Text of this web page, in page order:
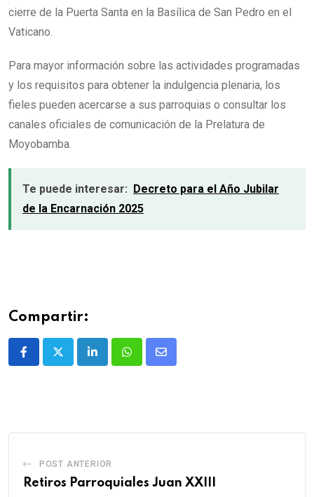
cierre de la Puerta Santa en la Basílica de San Pedro en el
Vaticano.
Para mayor información sobre las actividades programadas
y los requisitos para obtener la indulgencia plenaria, los
fieles pueden acercarse a sus parroquias o consultar los
canales oficiales de comunicación de la Prelatura de
Moyobamba.
Te puede interesar: Decreto para el Año Jubilar
de la Encarnación 2025
Compartir:
POST ANTERIOR
Retiros Parroquiales Juan XXIII